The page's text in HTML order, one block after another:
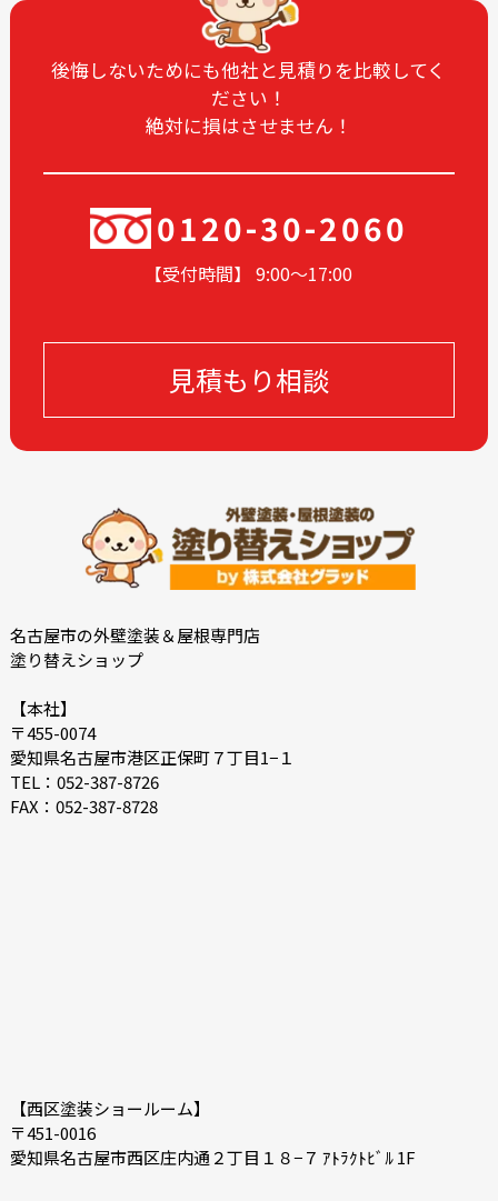
2024-11
2024-10
2024-09
2024-05
2024-04
2024-03
2024-02
2023-12
2023-11
2023-09
2023-06
2023-05
2023-03
2023-02
2023-01
2022-12
2022-11
2022-08
2022-07
2022-06
2022-05
2022-04
2022-03
2022-02
2021-12
2021-04
2021-02
2020-12
後悔しないためにも他社と見積りを比較してく
ださい！
絶対に損はさせません！
0120-30-2060
【受付時間】 9:00〜17:00
見積もり相談
名古屋市の外壁塗装＆屋根専門店
塗り替えショップ
【本社】
〒455-0074
愛知県名古屋市港区正保町７丁目1−１
TEL：052-387-8726
FAX：052-387-8728
【西区塗装ショールーム】
〒451-0016
愛知県名古屋市西区庄内通２丁目１８−７ ｱﾄﾗｸﾄﾋﾞﾙ 1F